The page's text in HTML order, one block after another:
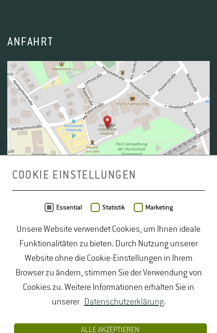
ANFAHRT
OpenStreetMap - Veröffentlicht unterODbL
duales Studium Gartenbau| Gartenbau Studium|
Lebensmittelrecht Studium|Lebensmittelsicherheit
Studium| Naturschutz Studium|Oenologie
Studium| Studiengang Logistik|Studiengänge
Lebensmittel |Studiengänge Natur| Studiengänge
Studium Landschaftsarchitektur
COOKIE EINSTELLUNGEN
Essential Statistik Marketing
Unsere Website verwendet Cookies, um Ihnen ideale
Funktionalitäten zu bieten. Durch Nutzung unserer
Website ohne die Cookie-Einstellungen in Ihrem
Browser zu ändern, stimmen Sie der Verwendung von
Cookies zu. Weitere Informationen erhalten Sie in
unserer Datenschutzerklärung.
ALLE AKZEPTIEREN